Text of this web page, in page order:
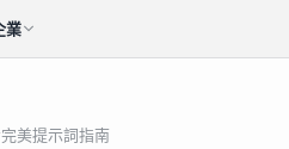
業
美提示詞指南